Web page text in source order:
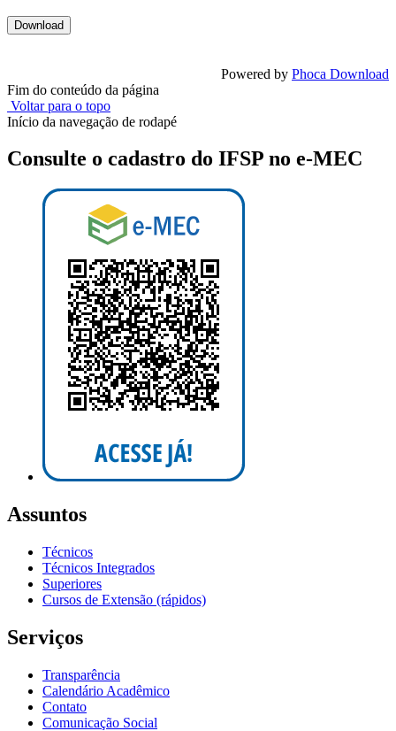
Powered by Phoca Download
Fim do conteúdo da página
Voltar para o topo
Início da navegação de rodapé
Consulte o cadastro do IFSP no e-MEC
Assuntos
Técnicos
Técnicos Integrados
Superiores
Cursos de Extensão (rápidos)
Serviços
Transparência
Calendário Acadêmico
Contato
Comunicação Social